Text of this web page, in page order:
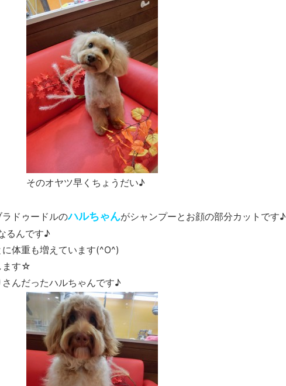
そのオヤツ早くちょうだい♪
ドゥードルのハルちゃんがシャンプーとお顔の部分カットです♪
るんです♪
体重も増えています(^O^)
ます☆
んだったハルちゃんです♪